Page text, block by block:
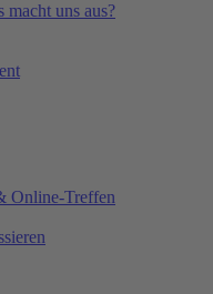
macht uns aus?
Online-Treffen